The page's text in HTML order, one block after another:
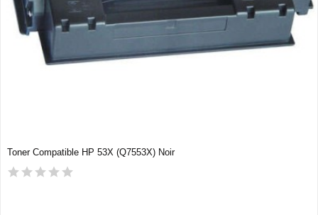
Toner Compatible HP 53X (Q7553X) Noir